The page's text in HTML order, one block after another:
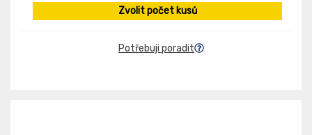
Zvolit počet kusů
Potřebuji poradit